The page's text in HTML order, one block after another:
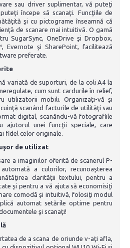
sau driver suplimentar, vă puteţi
începe să scanaţi. Funcţiile de
şi cu pictograme înseamnă că
de scanare mai intuitivă. O gamă
SugarSync, OneDrive şi Dropbox,
Evernote şi SharePoint, facilitează
preferate.
variată de suporturi, de la coli A4 la
cum sunt cardurile în relief,
utilizatorii mobili. Organizaţi-vă şi
scanând facturile de utilităţi sau
digital, scanându-vă fotografiile
ajutorul unei funcţii speciale, care
fidel celor originale.
de utilizat
a imaginilor oferită de scanerul P-
a culorilor, recunoaşterea
clarităţii textului, pentru a
şi pentru a vă ajuta să economisiţi
comodă şi intuitivă, folosiţi modul
automat setările optime pentru
şi scanaţi!
de a scana de oriunde v-aţi afla,